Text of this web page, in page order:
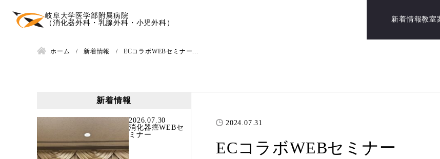
岐阜大学医学部附属病院
（消化器外科・乳腺外科・小児外科）
新着情報教室
ホーム 新着情報 ECコラボWEBセミナー...
2024.07.31
ECコラボWEBセミナー
新着情報
2026.07.30
消化器癌WEBセ
ミナー